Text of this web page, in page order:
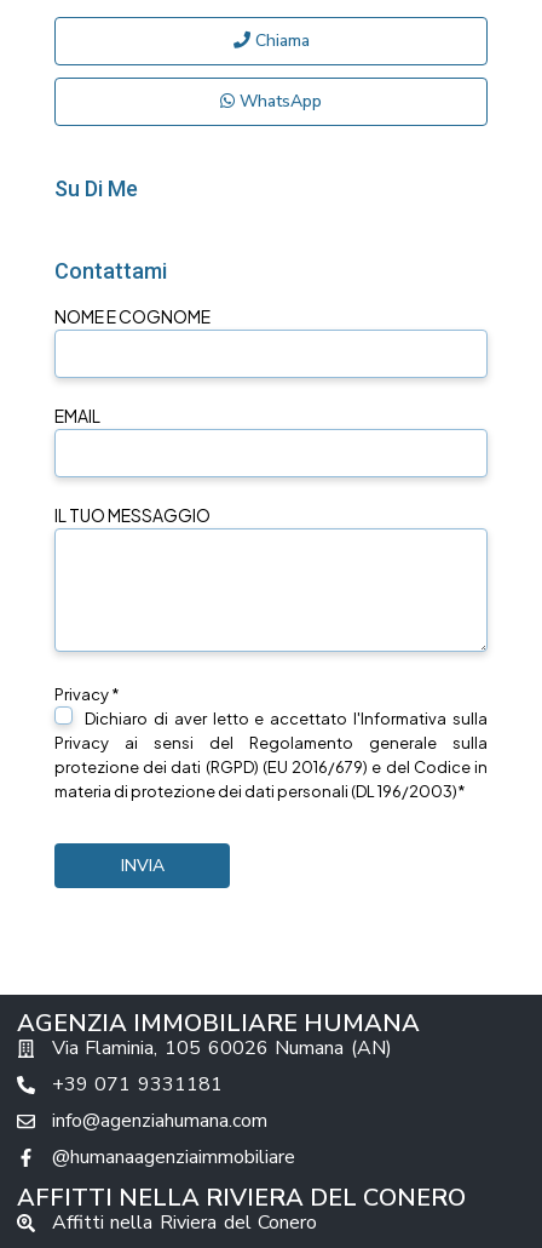
Chiama
WhatsApp
Su Di Me
Contattami
NOME E COGNOME
EMAIL
IL TUO MESSAGGIO
Privacy *
Dichiaro di aver letto e accettato l'Informativa sulla
Privacy ai sensi del Regolamento generale sulla
protezione dei dati (RGPD) (EU 2016/679) e del Codice in
materia di protezione dei dati personali (DL 196/2003)*
AGENZIA IMMOBILIARE HUMANA
Via Flaminia, 105 60026 Numana (AN)
+39 071 9331181
info@agenziahumana.com
@humanaagenziaimmobiliare
AFFITTI NELLA RIVIERA DEL CONERO
Affitti nella Riviera del Conero